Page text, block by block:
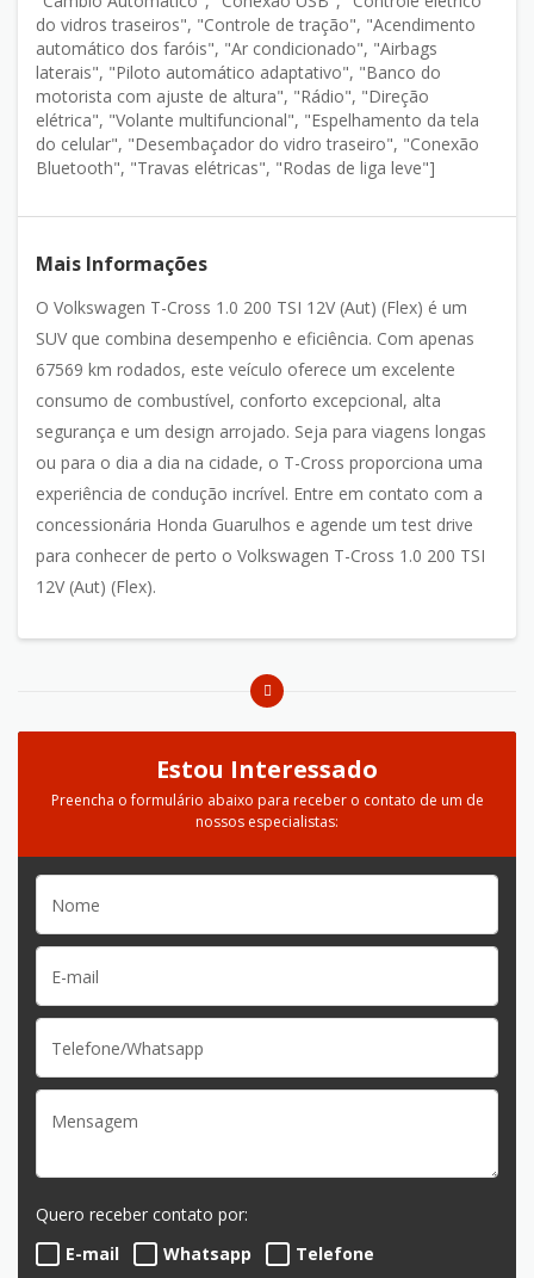
do vidros traseiros", "Controle de tração", "Acendimento
automático dos faróis", "Ar condicionado", "Airbags
laterais", "Piloto automático adaptativo", "Banco do
motorista com ajuste de altura", "Rádio", "Direção
elétrica", "Volante multifuncional", "Espelhamento da tela
do celular", "Desembaçador do vidro traseiro", "Conexão
Bluetooth", "Travas elétricas", "Rodas de liga leve"]
Mais Informações
O Volkswagen T-Cross 1.0 200 TSI 12V (Aut) (Flex) é um
SUV que combina desempenho e eficiência. Com apenas
67569 km rodados, este veículo oferece um excelente
consumo de combustível, conforto excepcional, alta
segurança e um design arrojado. Seja para viagens longas
ou para o dia a dia na cidade, o T-Cross proporciona uma
experiência de condução incrível. Entre em contato com a
concessionária Honda Guarulhos e agende um test drive
para conhecer de perto o Volkswagen T-Cross 1.0 200 TSI
12V (Aut) (Flex).
Estou Interessado
Preencha o formulário abaixo para receber o contato de um de
nossos especialistas:
Quero receber contato por:
E-mail
Whatsapp Telefone